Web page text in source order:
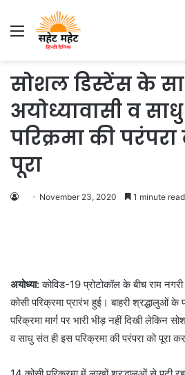
Menu
सोशल डिस्टेंस के
अयोध्यावासी व
परिक्रमा की
पूरा
November 23, 2020 1 minute read
अयोध्या:कोविड-19 प्रोटोकॉल के बीच राम
कोसी परिक्रमा प्रारंभ हुई। बाहरी श्रद्धालुओं
परिक्रमा मार्ग पर भारी भीड़ नहीं दिखी लेकिन
व साधु संत ही इस परिक्रमा की परंपरा को पूरा